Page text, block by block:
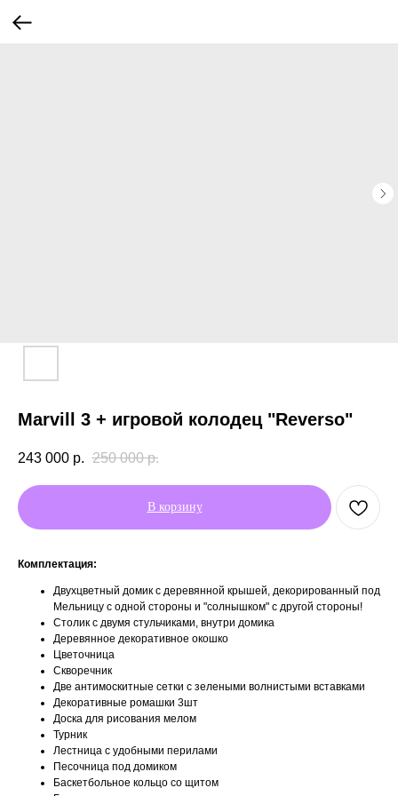
Marvill 3 + игровой колодец "Reverso"
243 000 р. 250 000 р.
В корзину
Комплектация:
Двухцветный домик с деревянной крышей, декорированный под
Мельницу с одной стороны и "солнышком" с другой стороны!
Столик с двумя стульчиками, внутри домика
Деревянное декоративное окошко
Цветочница
Скворечник
Две антимоскитные сетки с зелеными волнистыми вставками
Декоративные ромашки 3шт
Доска для рисования мелом
Турник
Лестница с удобными перилами
Песочница под домиком
Баскетбольное кольцо со щитом